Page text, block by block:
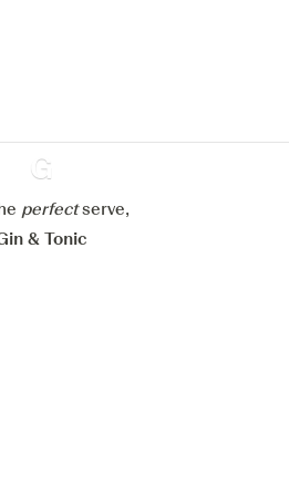
Ginventory
perfectserve,
& Tonic
Accepter tout